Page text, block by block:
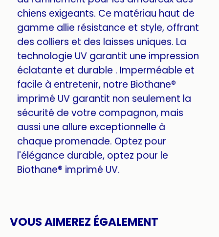
chiens exigeants. Ce matériau haut de
gamme allie résistance et style, offrant
des colliers et des laisses uniques. La
technologie UV garantit une impression
éclatante et durable . Imperméable et
facile à entretenir, notre Biothane®
imprimé UV garantit non seulement la
sécurité de votre compagnon, mais
aussi une allure exceptionnelle à
chaque promenade. Optez pour
l'élégance durable, optez pour le
Biothane® imprimé UV.
VOUS AIMEREZ ÉGALEMENT